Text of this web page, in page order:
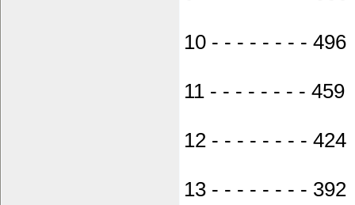
10 - - - - - - - -
11 - - - - - - - -
12 - - - - - - - -
13 - - - - - - - -